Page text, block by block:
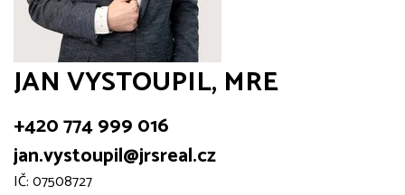
JAN VYSTOUPIL, MRE
+420 774 999 016
jan.vystoupil@jrsreal.cz
IČ: 07508727